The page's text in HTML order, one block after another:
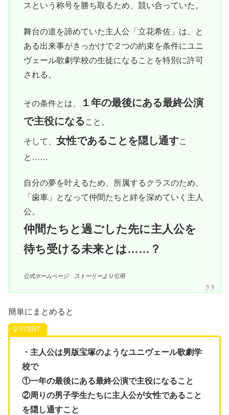
スという称号を勝ち取るため、競い合っていた。
舞台の道を諦めていた主人公「立花希佐」は、と
ある出来事がきっかけで２つの約束を条件にユニ
ヴェール歌劇学校の生徒になることを特別に許可
される。
その条件とは、
１年の最後にある最終公演
で主役になる こと。
そして、 女性であることを隠し通すこ
と……
自分の夢を叶えるため、所属するクラスのため、
「歯車」となって仲間たちと絆を深めていく主人
公。
仲間たちと過ごした先に主人公を
待ち受ける未来とは……？
公式ホームページ ストーリーより引用
簡単にまとめると
・主人公は男版宝塚のようなユニヴェール歌劇学
校で
①一年の最後にある最終公演で主役になること
②周りの男子学生たちに主人公が女性であること
を隠し通すこと